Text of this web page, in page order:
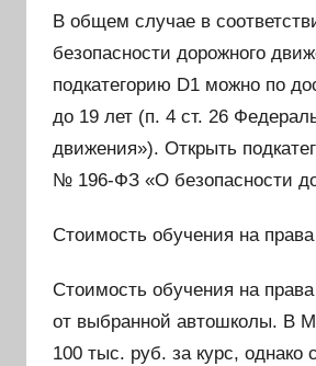
В общем случае в
безопасности дорожного
подкатегорию D1 можно по
до 19 лет (п. 4 ст. 26
движения»). Открыть
№ 196-ФЗ «О безопасности
Стоимость обучения на права
Стоимость обучения на
от выбранной автошколы. В
100 тыс. руб. за курс, однако